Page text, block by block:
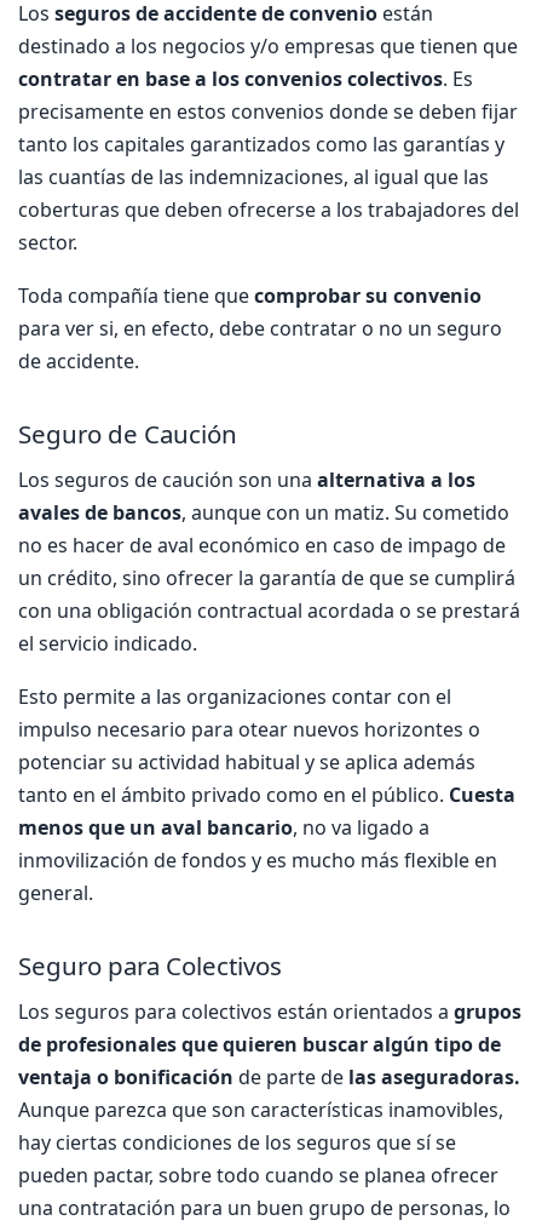
Los seguros de accidente de convenio están
destinado a los negocios y/o empresas que tienen que
contratar en base a los convenios colectivos. Es
precisamente en estos convenios donde se deben fijar
tanto los capitales garantizados como las garantías y
las cuantías de las indemnizaciones, al igual que las
coberturas que deben ofrecerse a los trabajadores del
sector.
Toda compañía tiene quecomprobar su convenio
para ver si, en efecto, debe contratar o no un seguro
de accidente.
Seguro de Caución
Los seguros de caución son una alternativa a los
avales de bancos, aunque con un matiz. Su cometido
no es hacer de aval económico en caso de impago de
un crédito, sino ofrecer la garantía de que se cumplirá
con una obligación contractual acordada o se prestará
el servicio indicado.
Esto permite a las organizaciones contar con el
impulso necesario para otear nuevos horizontes o
potenciar su actividad habitual y se aplica además
tanto en el ámbito privado como en el público. Cuesta
menos que un aval bancario, no va ligado a
inmovilización de fondos y es mucho más flexible en
general.
Seguro para Colectivos
Los seguros para colectivos están orientados a grupos
de profesionales que quieren buscar algún tipo de
ventaja o bonificación de parte de las aseguradoras.
Aunque parezca que son características inamovibles,
hay ciertas condiciones de los seguros que sí se
pueden pactar, sobre todo cuando se planea ofrecer
una contratación para un buen grupo de personas, lo